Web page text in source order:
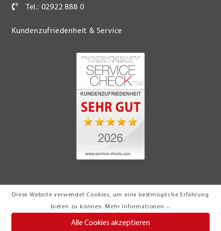
Diese Website verwendet Cookies, um eine bestmögliche Erfahrung
bieten zu können. Mehr Informationen ...
Alle Cookies akzeptieren
Tel.: 02922 888 0
Kundenzufriedenheit & Service
Klemens Münstermann GmbH & Co. KG